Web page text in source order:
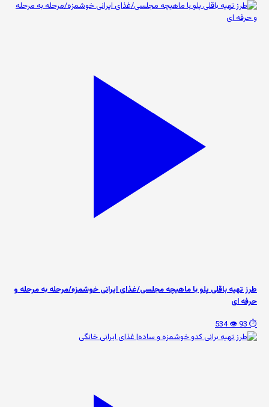
طرز تهیه باقلی پلو با ماهیچه مجلسی/غذای ایرانی خوشمزه/مرحله به مرحله و
حرفه ای
⏱️ 93
👁️ 534